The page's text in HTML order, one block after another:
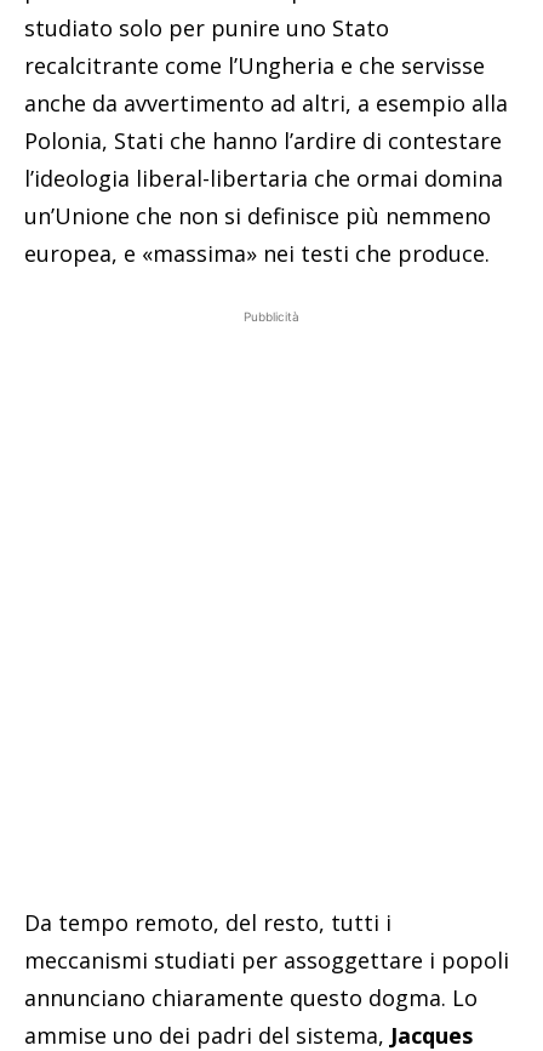
studiato solo per punire uno Stato
recalcitrante come l’Ungheria e che servisse
anche da avvertimento ad altri, a esempio alla
Polonia, Stati che hanno l’ardire di contestare
l’ideologia liberal-libertaria che ormai domina
un’Unione che non si definisce più nemmeno
europea, e «massima» nei testi che produce.
Pubblicità
Da tempo remoto, del resto, tutti i
meccanismi studiati per assoggettare i popoli
annunciano chiaramente questo dogma. Lo
ammise uno dei padri del sistema, Jacques